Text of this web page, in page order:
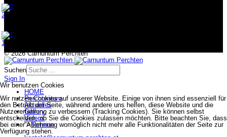
2
1
© 2026 Carnuntum Perchten
Suchen
Sign In
HOME
Perchtentum
Aktuelles
Gallery
Videos
">Termine
Wir benutzen Cookies
Wir nutzen Cookies auf unserer Website. Einige von ihnen sind essenziell für
den Betrieb der Seite, während andere uns helfen, diese Website und die
Nutzererfahrung zu verbessern (Tracking Cookies). Sie können selbst
entscheiden, ob Sie die Cookies zulassen möchten. Bitte beachten Sie, dass
bei einer Ablehnung womöglich nicht mehr alle Funktionalitäten der Seite zur
Verfügung stehen.